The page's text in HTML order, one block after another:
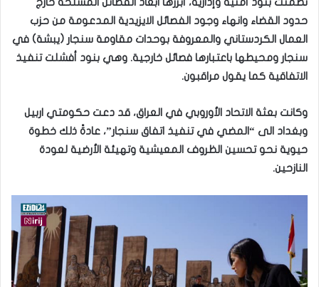
حدود القضاء وانهاء وجود الفصائل الايزيدية المدعومة من حزب
العمال الكردستاني والمعروفة بوحدات مقاومة سنجار (يبشة) في
سنجار ومحيطها باعتبارها فصائل خارجية. وهي بنود أفشلت تنفيذ
الاتفاقية كما يقول مراقبون.
وكانت بعثة الاتحاد الأوروبي في العراق، قد دعت حكومتي اربيل
وبغداد الى “المضي في تنفيذ اتفاق سنجار”، عادةً ذلك خطوة
حيوية نحو تحسين الظروف المعيشية وتهيئة الأرضية لعودة
النازحين.